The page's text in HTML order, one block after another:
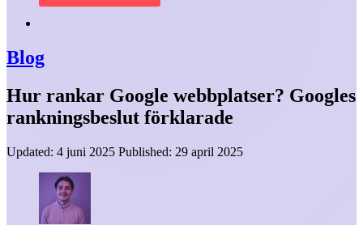
Blog
Hur rankar Google webbplatser? Googles
rankningsbeslut förklarade
Updated: 4 juni 2025 Published: 29 april 2025